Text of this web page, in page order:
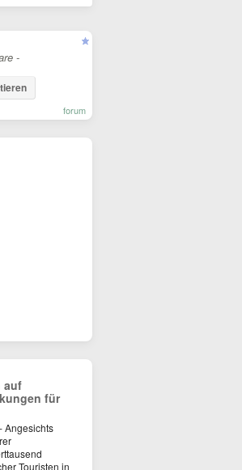
-
forum
auf
für
Angesichts
Touristen in